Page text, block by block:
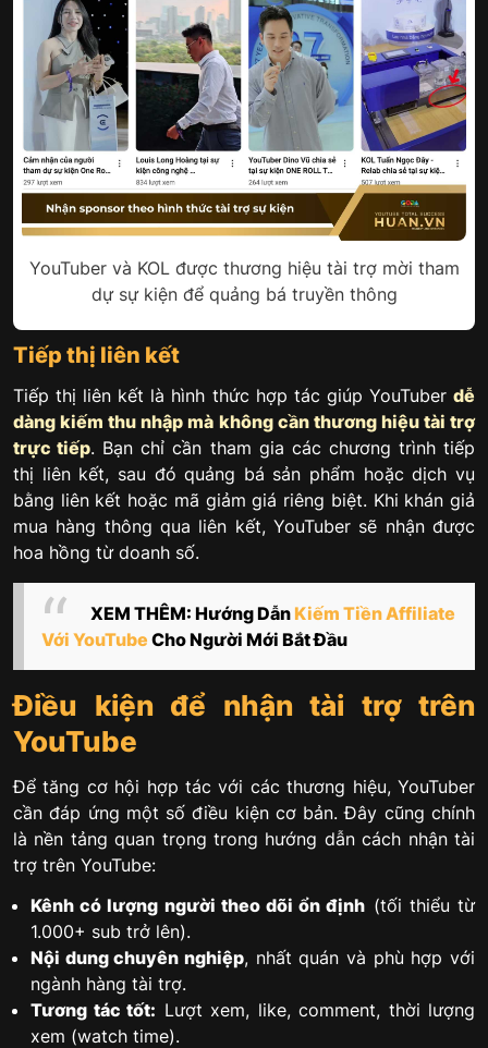
YouTuber và KOL được thương hiệu tài trợ mời tham
dự sự kiện để quảng bá truyền thông
Tiếp thị liên kết
Tiếp thị liên kết là hình thức hợp tác giúp YouTuber dễ
dàng kiếm thu nhập mà không cần thương hiệu tài trợ
trực tiếp. Bạn chỉ cần tham gia các chương trình tiếp
thị liên kết, sau đó quảng bá sản phẩm hoặc dịch vụ
bằng liên kết hoặc mã giảm giá riêng biệt. Khi khán giả
mua hàng thông qua liên kết, YouTuber sẽ nhận được
hoa hồng từ doanh số.
XEM THÊM: Hướng DẫnKiếm Tiền Affiliate
Với YouTube Cho Người Mới Bắt Đầu
Điều kiện để nhận tài trợ trên
YouTube
Để tăng cơ hội hợp tác với các thương hiệu, YouTuber
cần đáp ứng một số điều kiện cơ bản. Đây cũng chính
là nền tảng quan trọng trong hướng dẫn cách nhận tài
trợ trên YouTube:
Kênh có lượng người theo dõi ổn định (tối thiểu từ
1.000+ sub trở lên).
Nội dung chuyên nghiệp, nhất quán và phù hợp với
ngành hàng tài trợ.
Tương tác tốt: Lượt xem, like, comment, thời lượng
xem (watch time).